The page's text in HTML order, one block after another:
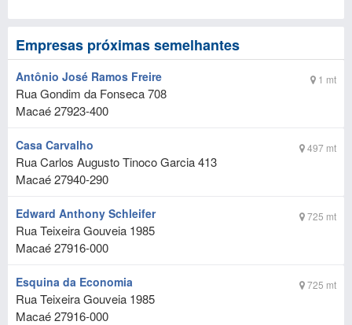
Empresas próximas semelhantes
1 mt
Antônio José Ramos Freire
Rua Gondim da Fonseca 708
Macaé27923-400
497 mt
Casa Carvalho
Rua Carlos Augusto Tinoco Garcia 413
Macaé27940-290
725 mt
Edward Anthony Schleifer
Rua Teixeira Gouveia 1985
Macaé27916-000
725 mt
Esquina da Economia
Rua Teixeira Gouveia 1985
Macaé27916-000